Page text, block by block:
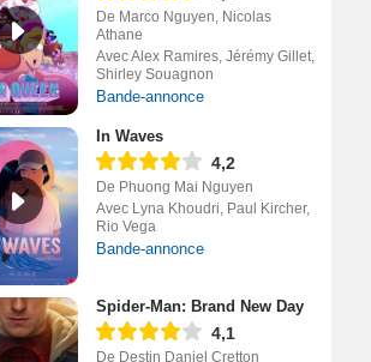
De Marco Nguyen, Nicolas
Athane
Avec Alex Ramires, Jérémy Gillet,
Shirley Souagnon
Bande-annonce
In Waves
4,2
De Phuong Mai Nguyen
Avec Lyna Khoudri, Paul Kircher,
Rio Vega
Bande-annonce
Spider-Man: Brand New Day
4,1
De Destin Daniel Cretton